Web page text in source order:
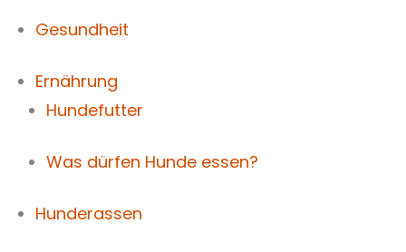
Gesundheit
Ernährung
Hundefutter
Was dürfen Hunde essen?
Hunderassen